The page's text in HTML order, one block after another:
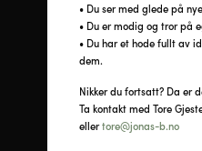
• Du ser med glede på
• Du er modig og tror på
• Du har et hode fullt av
dem.
Nikker du fortsatt? Da er
Ta kontakt med Tore
ellertore@jonas-b.no